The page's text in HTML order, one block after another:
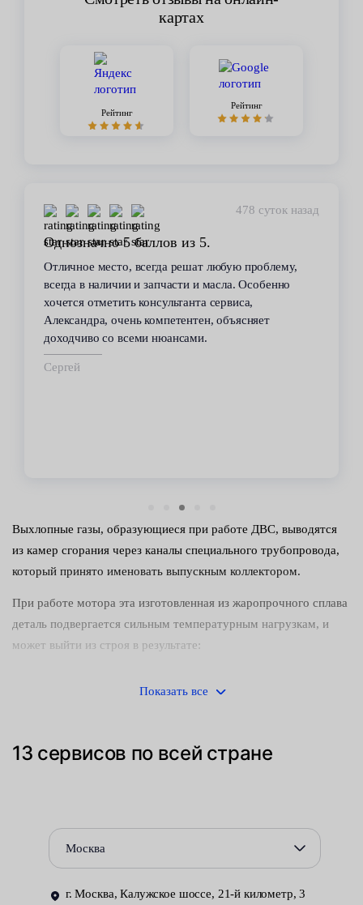
картах
Рейтинг
Рейтинг
478 суток назад
Однозначно 5 баллов из 5.
Отличное место, всегда решат любую проблему,
всегда в наличии и запчасти и масла. Особенно
хочется отметить консультанта сервиса,
Александра, очень компетентен, объясняет
доходчиво со всеми нюансами.
Сергей
Выхлопные газы, образующиеся при работе ДВС, выводятся
из камер сгорания через каналы специального трубопровода,
который принято именовать выпускным коллектором.
При работе мотора эта изготовленная из жаропрочного сплава
деталь подвергается сильным температурным нагрузкам, и
может выйти из строя в результате:
резкого температурного скачка.
затем ослабить резьбовые соединения, с помощью которых
деталь крепится к головке блока цилиндров.
Любые ошибки, допущенные при демонтаже старого и
Показать все
13 сервисов по всей стране
Москва
г. Москва, Калужское шоссе, 21-й километр, 3